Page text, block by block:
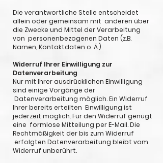
Die verantwortliche Stelle entscheidet
allein oder gemeinsam mit anderen über
die Zwecke und Mittel der Verarbeitung
von personenbezogenen Daten (z.B.
Namen, Kontaktdaten o. Ä.).
Widerruf Ihrer Einwilligung zur
Datenverarbeitung
Nur mit Ihrer ausdrücklichen Einwilligung
sind einige Vorgänge der
Datenverarbeitung möglich. Ein Widerruf
Ihrer bereits erteilten Einwilligung ist
jederzeit möglich. Für den Widerruf genügt
eine formlose Mitteilung per E-Mail. Die
Rechtmäßigkeit der bis zum Widerruf
erfolgten Datenverarbeitung bleibt vom
Widerruf unberührt.